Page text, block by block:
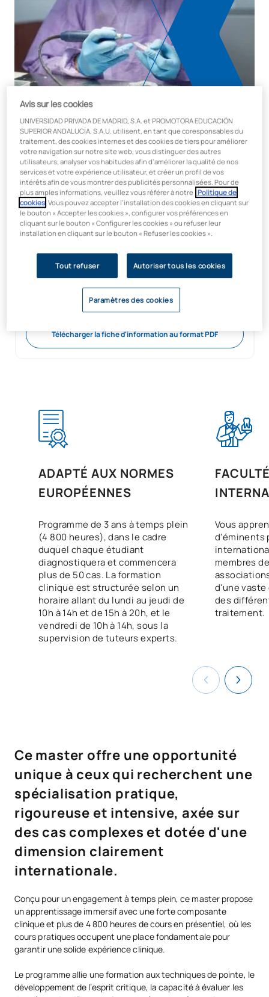
Places limitées !
Début
Septembre
Durée Crédits
3 ans / 180 ECTS
Langage
Clínica Odontológica – Madrid
Télécharger la fiche d'information au format PDF
ADAPTÉ AUX NORMES
EUROPÉENNES
Programme de 3 ans à temps plein
(4 800 heures), dans le cadre
duquel chaque étudiant
diagnostiquera et commencera
plus de 50 cas. La formation
clinique est structurée selon un
horaire allant du lundi au jeudi de
10h à 14h et de 15h à 20h, et le
vendredi de 10h à 14h, sous la
supervision de tuteurs experts.
Vous
d'éminents
membres
d'une
des
traitement.
Ce master offre une opportunité
unique à ceux qui recherchent une
spécialisation pratique,
rigoureuse et intensive, axée sur
des cas complexes et dotée d'une
dimension clairement
internationale.
Conçu pour un engagement à temps plein, ce master propose
un apprentissage immersif avec une forte composante
clinique et plus de 4 800 heures de cours en présentiel, où les
cours pratiques occupent une place fondamentale pour
garantir une solide expérience clinique.
Le programme allie une formation aux techniques de pointe, le
développement de l’esprit critique, la capacité à évaluer les
Avis sur les cookies
UNIVERSIDAD PRIVADA DE MADRID, S.A. et PROMOTORA EDUCACIÓN
SUPERIOR ANDALUCÍA, S.A.U. utilisent, en tant que coresponsables du
traitement, des cookies internes et des cookies de tiers pour améliorer
votre navigation sur notre site web, vous distinguer des autres
utilisateurs, analyser vos habitudes afin d’améliorer la qualité de nos
services et votre expérience utilisateur, et créer un profil de vos
intérêts afin de vous montrer des publicités personnalisées. Pour de
plus amples informations, veuillez vous référer à notre Politique de
cookies . Vous pouvez accepter l’installation des cookies en cliquant sur
le bouton « Accepter les cookies », configurer vos préférences en
cliquant sur le bouton « Configurer les cookies » ou refuser leur
installation en cliquant sur le bouton « Refuser les cookies ».
Tout refuser Autoriser tous les cookies
Paramètres des cookies